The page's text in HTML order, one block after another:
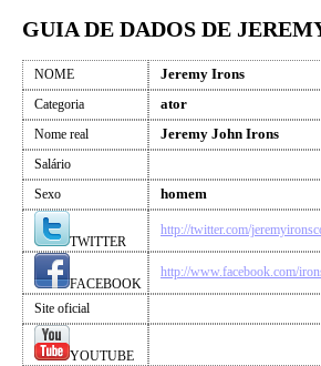
GUIA DE DADOS DE
NOME Jeremy Irons
Categoria ator
Nome real Jeremy John Irons
Salário
Sexo
homem
TWITTER
http://twitter.com/
FACEBOOK
http://www.facebook.com/
Site oficial
YOUTUBE